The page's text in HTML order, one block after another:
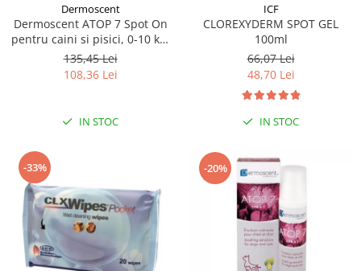
Dermoscent
Dermoscent ATOP 7 Spot On
pentru caini si pisici, 0-10 kg,
4 pipete
135,45 Lei
108,36 Lei
IN STOC
ICF
CLOREXYDERM SPOT GEL
100ml
66,07 Lei
48,70 Lei
IN STOC
-33% -20%